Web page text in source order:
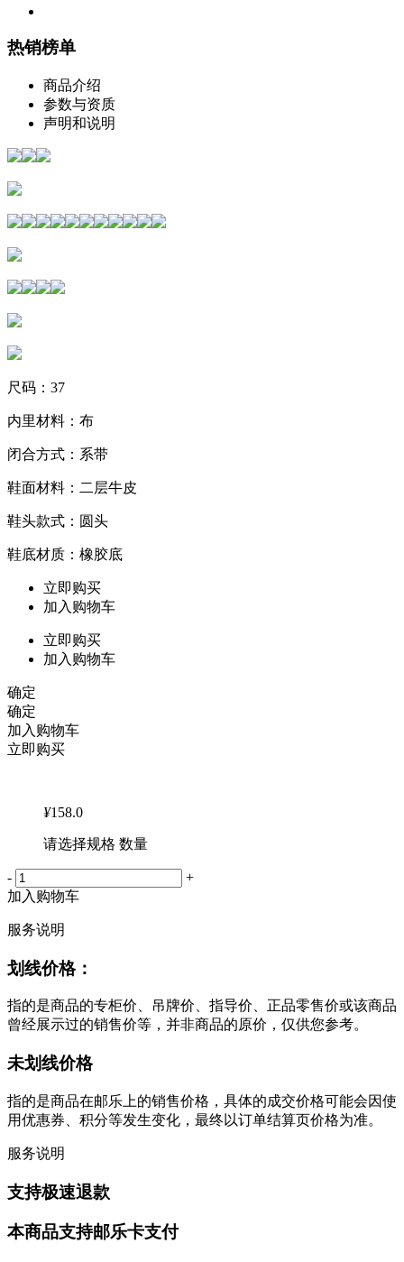
热销榜单
商品介绍
参数与资质
声明和说明
尺码：37
内里材料：布
闭合方式：系带
鞋面材料：二层牛皮
鞋头款式：圆头
鞋底材质：橡胶底
立即购买
加入购物车
立即购买
加入购物车
确定
确定
加入购物车
立即购买
¥158.0
请选择规格 数量
-
+
加入购物车
服务说明
划线价格：
指的是商品的专柜价、吊牌价、指导价、正品零售价或该商品
曾经展示过的销售价等，并非商品的原价，仅供您参考。
未划线价格
指的是商品在邮乐上的销售价格，具体的成交价格可能会因使
用优惠券、积分等发生变化，最终以订单结算页价格为准。
服务说明
支持极速退款
本商品支持邮乐卡支付